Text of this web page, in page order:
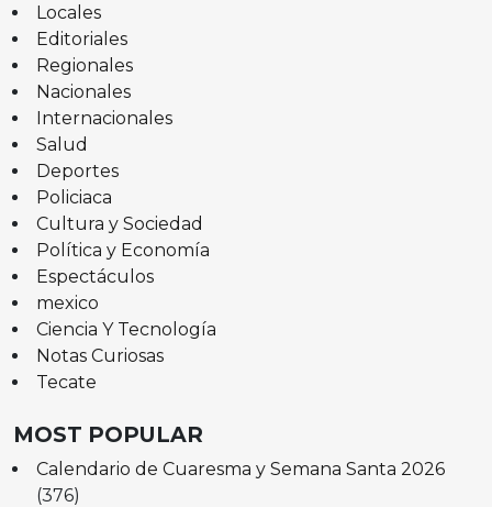
Locales
Editoriales
Regionales
Nacionales
Internacionales
Salud
Deportes
Policiaca
Cultura y Sociedad
Política y Economía
Espectáculos
mexico
Ciencia Y Tecnología
Notas Curiosas
Tecate
MOST POPULAR
Calendario de Cuaresma y Semana Santa 2026
(376)